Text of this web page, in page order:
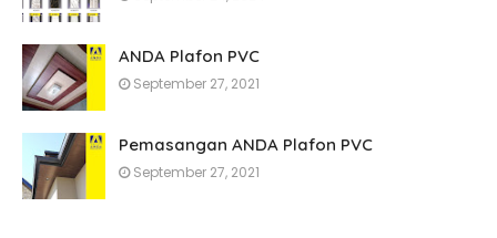
ANDA Plafon PVC
September 27, 2021
Pemasangan ANDA Plafon PVC
September 27, 2021